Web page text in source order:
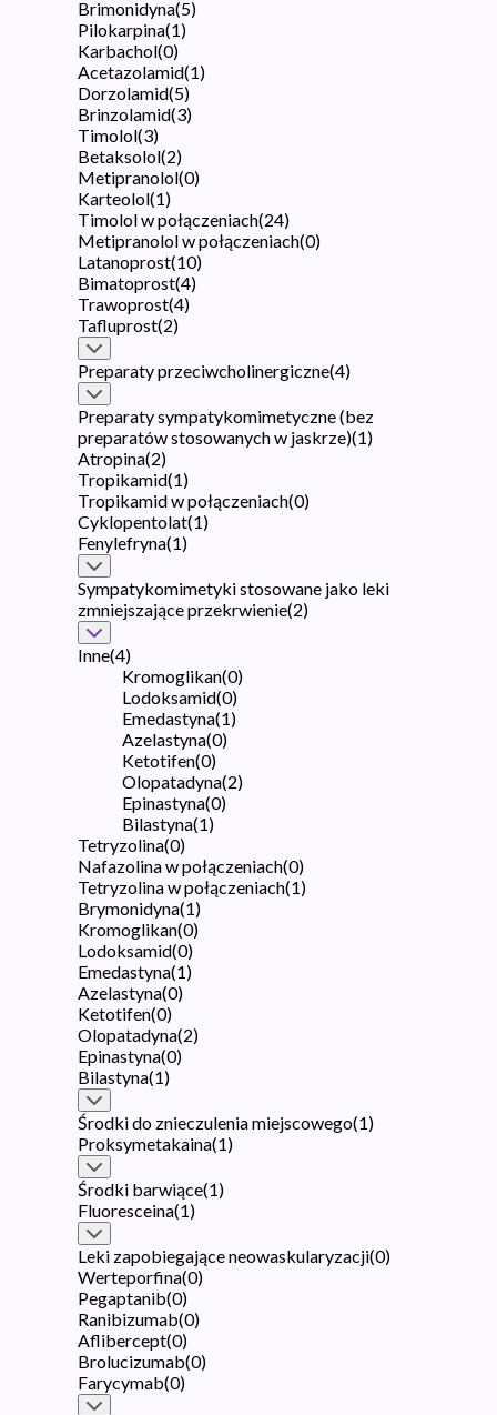
Brimonidyna(5)
Pilokarpina(1)
Karbachol(0)
Acetazolamid(1)
Dorzolamid(5)
Brinzolamid(3)
Timolol(3)
Betaksolol(2)
Metipranolol(0)
Karteolol(1)
Timolol w połączeniach(24)
Metipranolol w połączeniach(0)
Latanoprost(10)
Bimatoprost(4)
Trawoprost(4)
Tafluprost(2)
Preparaty przeciwcholinergiczne(4)
Preparaty sympatykomimetyczne (bez
preparatów stosowanych w jaskrze)(1)
Atropina(2)
Tropikamid(1)
Tropikamid w połączeniach(0)
Cyklopentolat(1)
Fenylefryna(1)
Sympatykomimetyki stosowane jako leki
zmniejszające przekrwienie(2)
Inne(4)
Kromoglikan(0)
Lodoksamid(0)
Emedastyna(1)
Azelastyna(0)
Ketotifen(0)
Olopatadyna(2)
Epinastyna(0)
Bilastyna(1)
Tetryzolina(0)
Nafazolina w połączeniach(0)
Tetryzolina w połączeniach(1)
Brymonidyna(1)
Kromoglikan(0)
Lodoksamid(0)
Emedastyna(1)
Azelastyna(0)
Ketotifen(0)
Olopatadyna(2)
Epinastyna(0)
Bilastyna(1)
Środki do znieczulenia miejscowego(1)
Proksymetakaina(1)
Środki barwiące(1)
Fluoresceina(1)
Leki zapobiegające neowaskularyzacji(0)
Werteporfina(0)
Pegaptanib(0)
Ranibizumab(0)
Aflibercept(0)
Brolucizumab(0)
Farycymab(0)